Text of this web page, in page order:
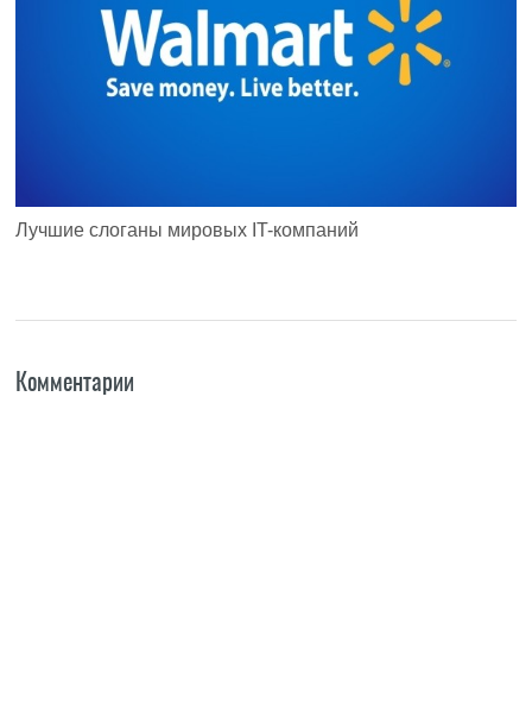
Лучшие слоганы мировых IT-компаний
Комментарии